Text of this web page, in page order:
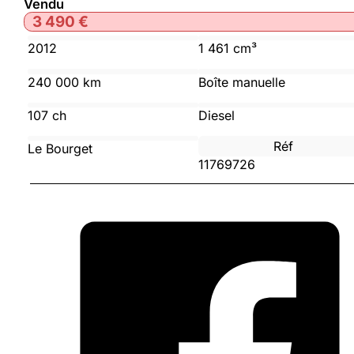
Vendu
3 490€
2012 1 461 cm³
240 000 km Boîte manuelle
107 ch Diesel
Le Bourget
Réf
11769726